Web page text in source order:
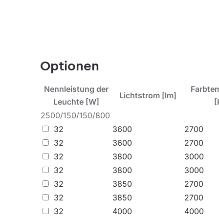
Anwendung
Das breite Spektrum an Wattagen,
Straßen, Gehwegen, Parkplätzen,
Architekturen zu beleuchten.
Die Lampen sind für den Betrieb bei sehr
zeichnen sich durch eine sehr hohe IP65-
Optionen
Nennleistung der
Leuchte [W]
Lichtstrom [lm]
2500/150/150/800
32
3600 2700
32
3600 2700
32
3800 3000
32
3800 3000
32
3850 2700
32
3850 2700
32
4000 4000